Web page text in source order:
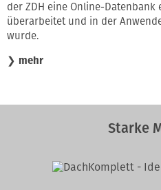
der ZDH eine Online-
überarbeitet und in der
wurde.
❯ mehr
Starke